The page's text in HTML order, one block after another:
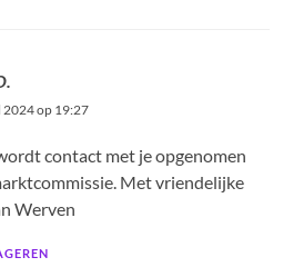
2024 op 19:27
contact met je opgenomen
Met vriendelijke
Werven